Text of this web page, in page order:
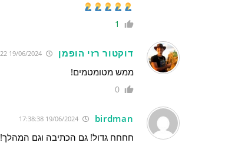
1
דוקטור רזי הופמן
ממש מטומטמים!
0
birdman
19/06/2024 17:38:38
חחחח גדול! גם הכתיבה וגם המהלך!